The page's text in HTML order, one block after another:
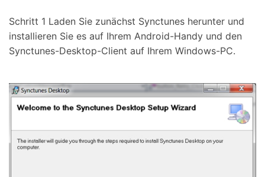
Schritt 1 Laden Sie zunächst Synctunes herunter und
installieren Sie es auf Ihrem Android-Handy und den
Synctunes-Desktop-Client auf Ihrem Windows-PC.